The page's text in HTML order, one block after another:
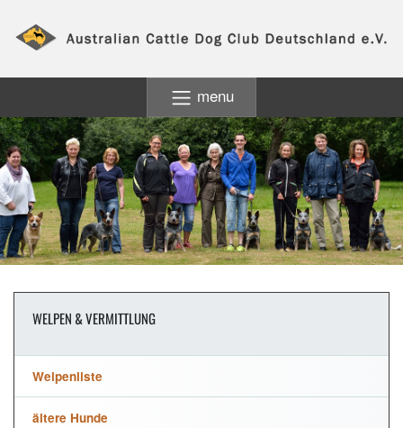
menu
WELPEN & VERMITTLUNG
Welpenliste
ältere Hunde